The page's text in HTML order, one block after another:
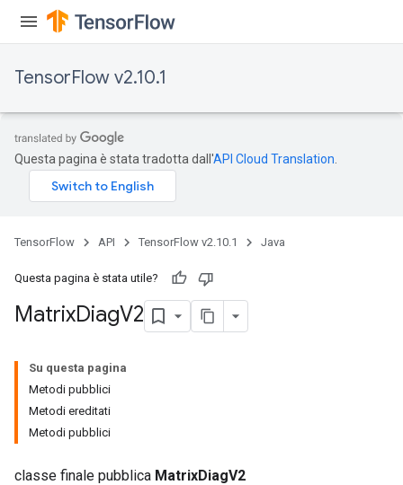
TensorFlow v2.10.1
Questa pagina è stata tradotta dall'API Cloud Translation
TensorFlow API TensorFlow v2.10.1 Java
Questa pagina è stata utile?
MatrixDiagV2
Su questa pagina
Metodi pubblici
Metodi ereditati
Metodi pubblici
classe finale pubblica MatrixDiagV2